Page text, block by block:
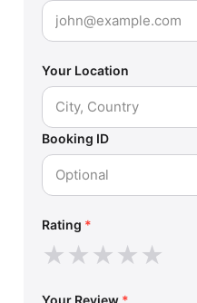
Your Location
Booking ID
Rating *
★★★★★